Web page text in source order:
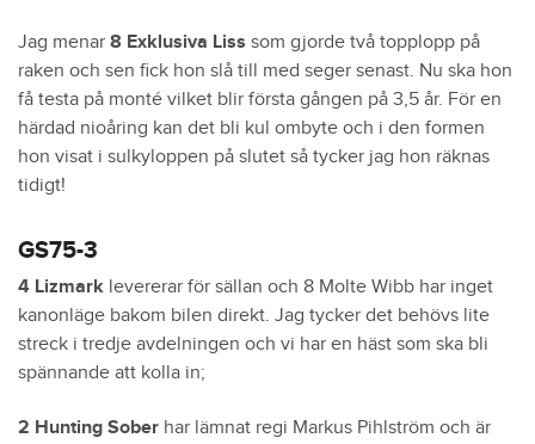
Jag menar 8 Exklusiva Liss som gjorde två topplopp på
raken och sen fick hon slå till med seger senast. Nu ska hon
få testa på monté vilket blir första gången på 3,5 år. För en
härdad nioåring kan det bli kul ombyte och i den formen
hon visat i sulkyloppen på slutet så tycker jag hon räknas
tidigt!
GS75-3
4 Lizmark levererar för sällan och 8 Molte Wibb har inget
kanonläge bakom bilen direkt. Jag tycker det behövs lite
streck i tredje avdelningen och vi har en häst som ska bli
spännande att kolla in;
2 Hunting Sober har lämnat regi Markus Pihlström och är